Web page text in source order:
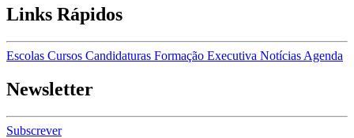
Links Rápidos
Escolas Cursos Candidaturas Formação Executiva Notícias Agenda
Newsletter
Subscrever